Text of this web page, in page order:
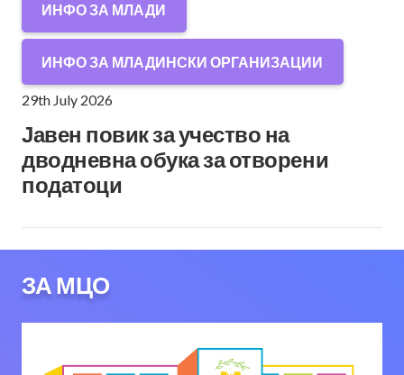
ИНФО ЗА МЛАДИ
ИНФО ЗА МЛАДИНСКИ ОРГАНИЗАЦИИ
29th July 2026
Јавен повик за учество на
дводневна обука за отворени
податоци
ЗА МЦО